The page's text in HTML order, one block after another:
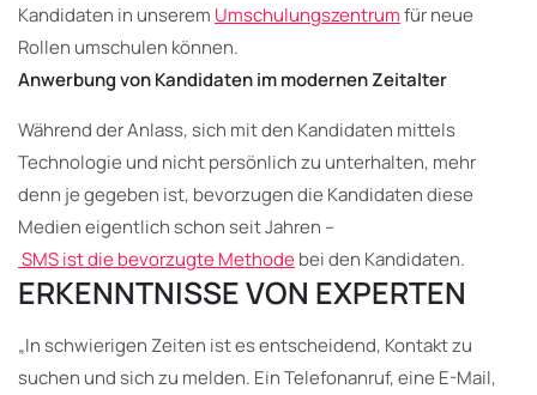
Kandidaten in unserem Umschulungszentrumfür neue
Rollen umschulen können.
Anwerbung von Kandidaten im modernen Zeitalter
Während der Anlass, sich mit den Kandidaten mittels
Technologie und nicht persönlich zu unterhalten, mehr
denn je gegeben ist, bevorzugen die Kandidaten diese
Medien eigentlich schon seit Jahren –
SMS ist die bevorzugte Methodebei den Kandidaten.
ERKENNTNISSE VON EXPERTEN
„In schwierigen Zeiten ist es entscheidend, Kontakt zu
suchen und sich zu melden. Ein Telefonanruf, eine E-Mail,